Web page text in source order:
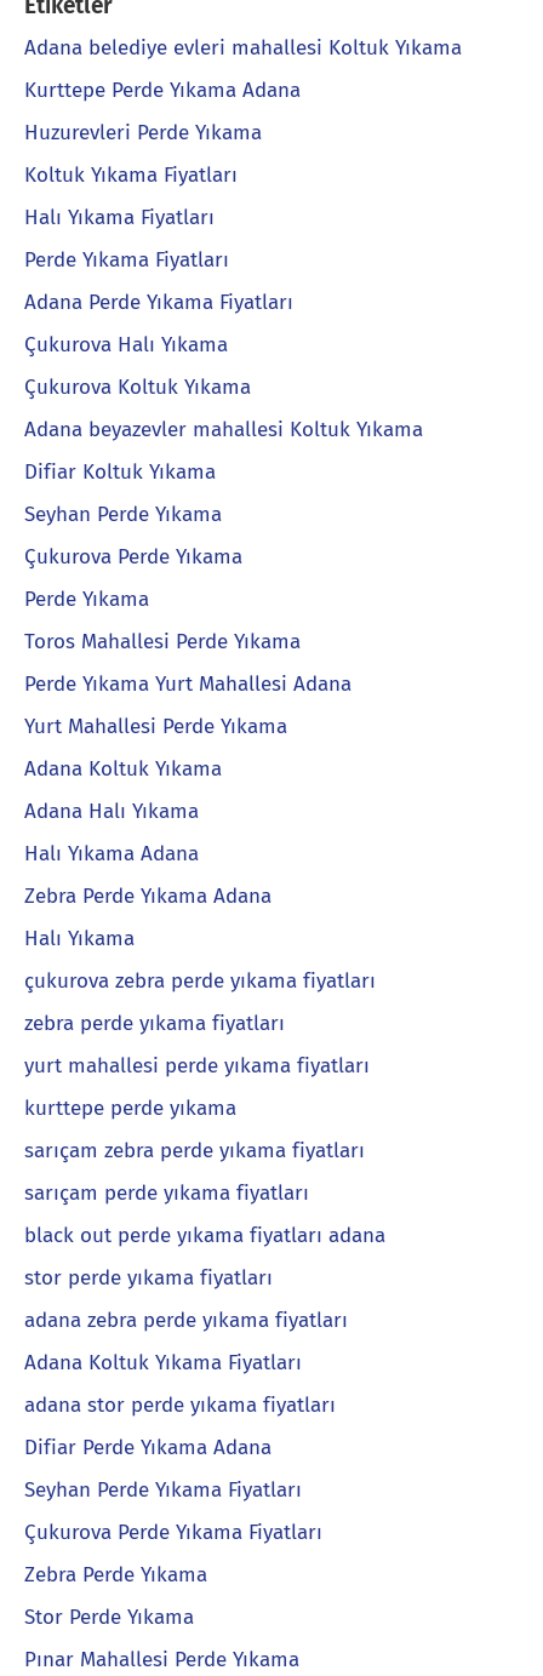
Etiketler
Adana belediye evleri mahallesi Koltuk Yıkama
Kurttepe Perde Yıkama Adana
Huzurevleri Perde Yıkama
Koltuk Yıkama Fiyatları
Halı Yıkama Fiyatları
Perde Yıkama Fiyatları
Adana Perde Yıkama Fiyatları
Çukurova Halı Yıkama
Çukurova Koltuk Yıkama
Adana beyazevler mahallesi Koltuk Yıkama
Difiar Koltuk Yıkama
Seyhan Perde Yıkama
Çukurova Perde Yıkama
Perde Yıkama
Toros Mahallesi Perde Yıkama
Perde Yıkama Yurt Mahallesi Adana
Yurt Mahallesi Perde Yıkama
Adana Koltuk Yıkama
Adana Halı Yıkama
Halı Yıkama Adana
Zebra Perde Yıkama Adana
Halı Yıkama
çukurova zebra perde yıkama fiyatları
zebra perde yıkama fiyatları
yurt mahallesi perde yıkama fiyatları
kurttepe perde yıkama
sarıçam zebra perde yıkama fiyatları
sarıçam perde yıkama fiyatları
black out perde yıkama fiyatları adana
stor perde yıkama fiyatları
adana zebra perde yıkama fiyatları
Adana Koltuk Yıkama Fiyatları
adana stor perde yıkama fiyatları
Difiar Perde Yıkama Adana
Seyhan Perde Yıkama Fiyatları
Çukurova Perde Yıkama Fiyatları
Zebra Perde Yıkama
Stor Perde Yıkama
Pınar Mahallesi Perde Yıkama